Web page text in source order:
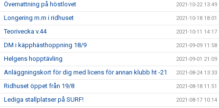
Övernattning på höstlovet 2021-10-22 13:49
Longering m.m i ridhuset 2021-10-18 18:01
Teorivecka v.44 2021-10-11 14:17
DM i käpphästhoppning 18/9 2021-09-09 11:58
Helgens hopptävling 2021-09-01 21:09
Anläggningskort för dig med licens för annan klubb ht -21 2021-08-24 13:33
Ridhuset öppet från 19/8 2021-08-18 11:51
Lediga stallplatser på SURF! 2021-08-17 10:14